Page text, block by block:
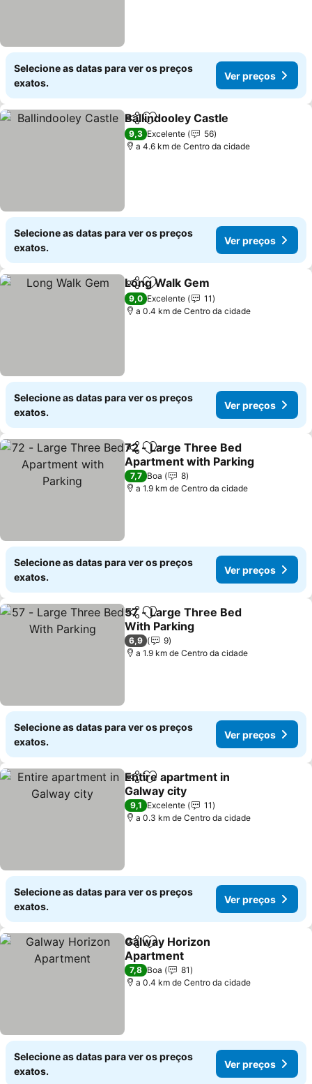
Selecione as datas para ver os preços
exatos.
Ver preços
PartilharAdicionar aos favoritos
Ballindooley Castle
9,3 Excelente
56
a 4.6 km de Centro da cidade
Selecione as datas para ver os preços
exatos.
Ver preços
PartilharAdicionar aos favoritos
Long Walk Gem
9,0 Excelente
11
a 0.4 km de Centro da cidade
Selecione as datas para ver os preços
exatos.
Ver preços
PartilharAdicionar aos favoritos
72 - Large Three Bed
Apartment with Parking
Ver preços
7,7 Boa
8
a 1.9 km de Centro da cidade
Selecione as datas para ver os preços
exatos.
Ver preços
PartilharAdicionar aos favoritos
57 - Large Three Bed
With Parking
Ver preços
6,9
9
a 1.9 km de Centro da cidade
Selecione as datas para ver os preços
exatos.
Ver preços
PartilharAdicionar aos favoritos
Entire apartment in
Galway city
Ver preços
9,1 Excelente
11
a 0.3 km de Centro da cidade
Selecione as datas para ver os preços
exatos.
Ver preços
PartilharAdicionar aos favoritos
Galway Horizon
Apartment
Ver preços
7,8 Boa
81
a 0.4 km de Centro da cidade
Selecione as datas para ver os preços
exatos.
Ver preços